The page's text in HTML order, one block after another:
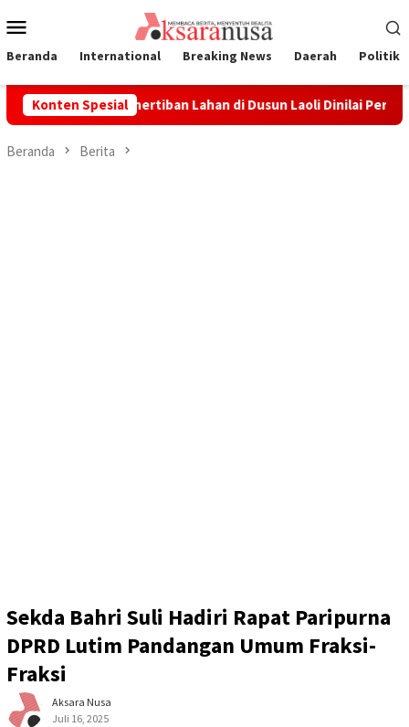
ke
Mobile
Beranda International Breaking News Daerah Politik
Konten Spesial
Penertiban Lahan di Dusun Laoli Dinilai Perlu Dilihat
Beranda Berita
Sekda Bahri Suli Hadiri Rapat Paripurna
DPRD Lutim Pandangan Umum Fraksi-
Fraksi
Aksara Nusa
Juli 16, 2025